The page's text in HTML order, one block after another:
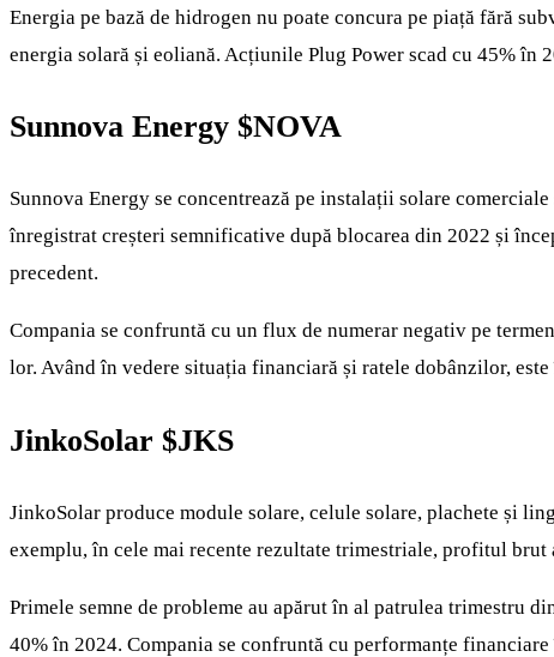
Energia pe bază de hidrogen nu poate concura pe piață fără
energia solară și eoliană. Acțiunile Plug Power scad cu 45% în
Sunnova Energy $NOVA
Sunnova Energy se concentrează pe instalații solare
înregistrat creșteri semnificative după blocarea din 2022 și
precedent.
Compania se confruntă cu un flux de numerar negativ pe
lor. Având în vedere situația financiară și ratele dobânzilor,
JinkoSolar $JKS
JinkoSolar produce module solare, celule solare, plachete și
exemplu, în cele mai recente rezultate trimestriale, profitul brut
Primele semne de probleme au apărut în al patrulea trimestru
40% în 2024. Compania se confruntă cu performanțe